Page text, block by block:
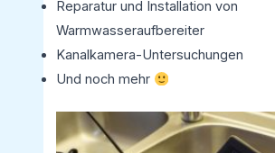
Reparatur und Installation von
Warmwasseraufbereiter
Kanalkamera-Untersuchungen
Und noch mehr